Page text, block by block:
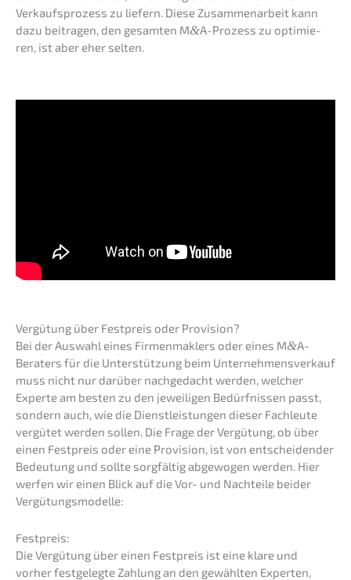
Verkaufs­pro­zess zu liefern. Diese Zusam­men­ar­beit kann
dazu beitra­gen, den gesam­ten M&A-Prozess zu optimie­
ren, ist aber eher selten.
Vergü­tung über Festpreis oder Provision?
Bei der Auswahl eines Firmen­mak­lers oder eines M&A-
Beraters für die Unter­stüt­zung beim Unter­nehmens­verkauf
muss nicht nur darüber nachge­dacht werden, welcher
Exper­te am besten zu den jewei­li­gen Bedürf­nis­sen passt,
sondern auch, wie die Dienst­leis­tun­gen dieser Fachleu­te
vergü­tet werden sollen. Die Frage der Vergü­tung, ob über
einen Festpreis oder eine Provi­si­on, ist von entschei­den­der
Bedeu­tung und sollte sorgfäl­tig abgewo­gen werden. Hier
werfen wir einen Blick auf die Vor- und Nachtei­le beider
Vergütungsmodelle:
Festpreis:
Die Vergü­tung über einen Festpreis ist eine klare und
vorher festge­leg­te Zahlung an den gewähl­ten Exper­ten,